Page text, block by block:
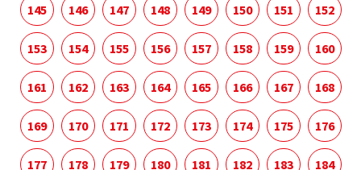
145 146 147 148 149 150 151 152
153 154 155 156 157 158 159 160
161 162 163 164 165 166 167 168
169 170 171 172 173 174 175 176
177 178 179 180 181 182 183 184